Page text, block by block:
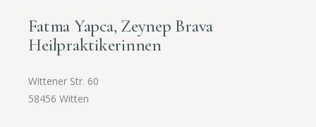
Fatma Yapca, Zeynep Brava
Heilpraktikerinnen
Wittener Str. 60
58456 Witten